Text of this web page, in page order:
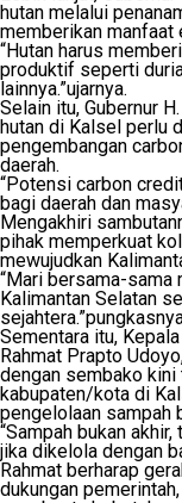
hutan melalui
memberikan manfaat
“Hutan harus
produktif seperti
lainnya.”ujarnya.
Selain itu, Gubernur
hutan di Kalsel perlu
pengembangan
daerah.
“Potensi carbon
bagi daerah dan
Mengakhiri
pihak memperkuat
mewujudkan
“Mari bersama-sama
Kalimantan Selatan
Sementara itu,
Rahmat Prapto
dengan sembako kini
kabupaten/kota di
pengelolaan sampah
“Sampah bukan
jika dikelola dengan
Rahmat berharap
dukungan